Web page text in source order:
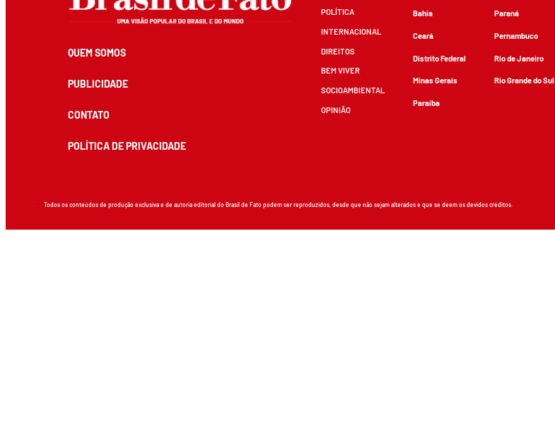
QUEM SOMOS
PUBLICIDADE
CONTATO
POLÍTICA DE PRIVACIDADE
POLÍTICA
INTERNACIONAL
DIREITOS
BEM VIVER
SOCIOAMBIENTAL
OPINIÃO
Bahia
Ceará
Distrito Federal
Minas Gerais
Paraíba
Paraná
Pernambuco
Rio de Janeiro
Rio Grande do Sul
Todos os conteúdos de produção exclusiva e de autoria editorial do Brasil de Fato podem ser reproduzidos, desde que não sejam alterados e que se deem os devidos créditos.